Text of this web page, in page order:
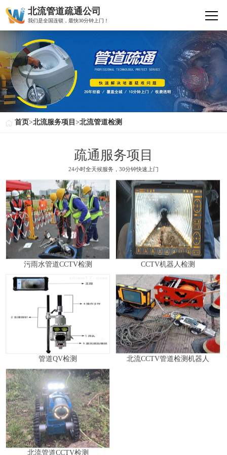
北流管道疏通公司
我们是全国连锁，最快30分钟上门！
首页>北流服务项目 >北流管道检测
疏通服务项目
24小时全天候服务，30分钟快速上门
污雨水管道CCTV检测 CCTV机器人检测
管道QV检测 北流CCTV管道检测机器人
北流管道CCTV检测